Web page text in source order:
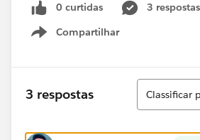
0 curtidas
3 respostas
Compartilhar
Show menu
3 respostas
Classificar
Classificar